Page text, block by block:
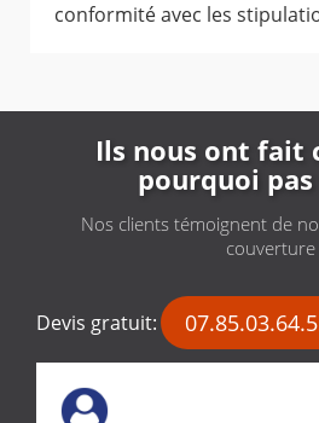
conformité avec les
Ils nous ont fait
pourquoi pas
Nos clients témoignent de
couverture
Devis gratuit: